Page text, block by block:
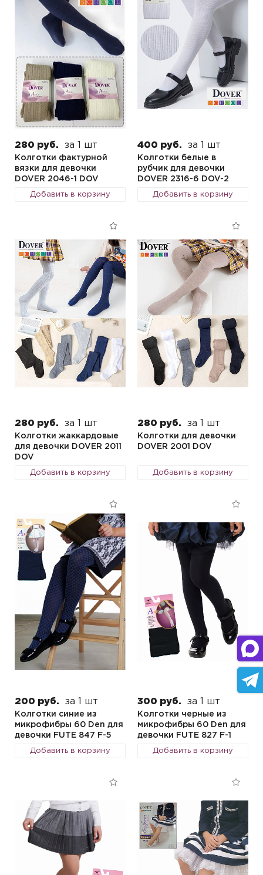
280 руб. за 1 шт
Колготки фактурной
вязки для девочки
DOVER 2046-1 DOV
Добавить в корзину
400 руб. за 1 шт
Колготки белые в
рубчик для девочки
DOVER 2316-6 DOV-2
Добавить в корзину
280 руб. за 1 шт
Колготки жаккардовые
для девочки DOVER 2011
DOV
Добавить в корзину
280 руб. за 1 шт
Колготки для девочки
DOVER 2001 DOV
Добавить в корзину
200 руб. за 1 шт
Колготки синие из
микрофибры 60 Den для
девочки FUTE 847 F-5
Добавить в корзину
300 руб. за 1 шт
Колготки черные из
микрофибры 60 Den для
девочки FUTE 827 F-1
Добавить в корзину